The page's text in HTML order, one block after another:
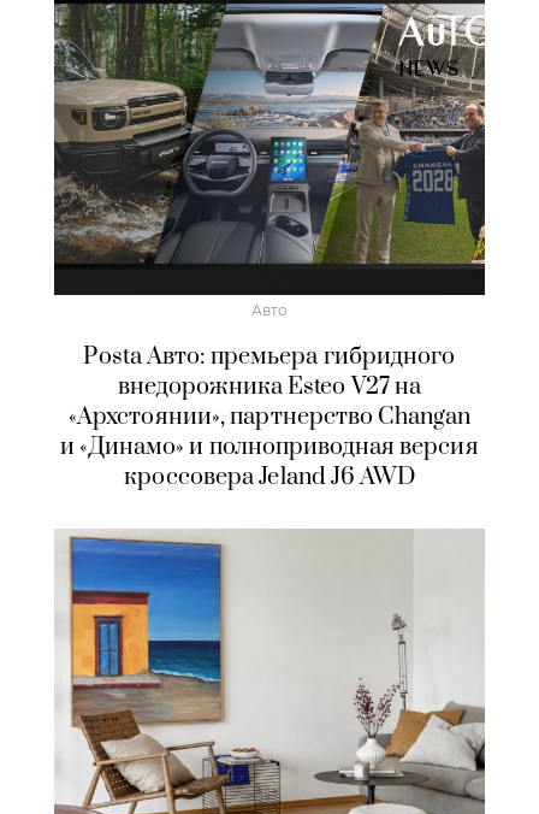
Авто
Posta Авто: премьера гибридного
внедорожника Esteo V27 на
«Архстоянии», партнерство Changan
и «Динамо» и полноприводная версия
кроссовера Jeland J6 AWD